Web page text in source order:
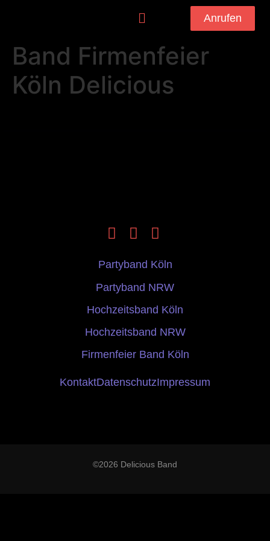
Anrufen
Band Firmenfeier
Köln Delicious
Partyband Köln
Partyband NRW
Hochzeitsband Köln
Hochzeitsband NRW
Firmenfeier Band Köln
KontaktDatenschutzImpressum
©2026 Delicious Band